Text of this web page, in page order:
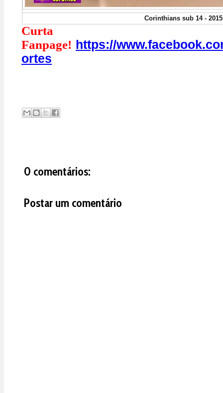
Corinthians sub 14 -
Fanpage! https://
ortes
0 comentários:
Postar um comentário